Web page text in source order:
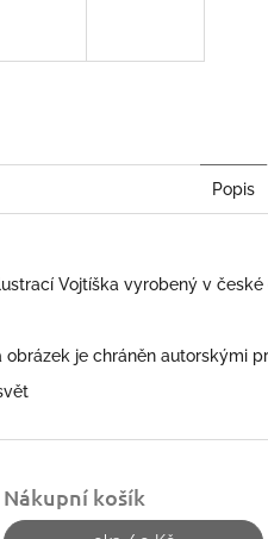
Popis
Vojtíška vyrobený v
je chráněn autorskými
Nákupní košík